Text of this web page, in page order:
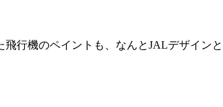
行機のペイントも、なんとJALデザインと